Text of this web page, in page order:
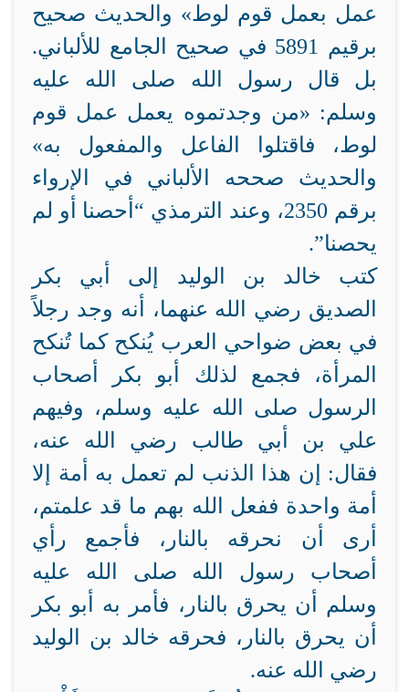
عمل بعمل قوم لوط» والحديث صحيح
برقيم 5891 في صحيح الجامع للألباني.
بل قال رسول الله صلى الله عليه
وسلم: «من وجدتموه يعمل عمل قوم
لوط، فاقتلوا الفاعل والمفعول به»
والحديث صححه الألباني في الإرواء
برقم 2350، وعند الترمذي “أحصنا أو لم
يحصنا”.
كتب خالد بن الوليد إلى أبي بكر
الصديق رضي الله عنهما، أنه وجد رجلاً
في بعض ضواحي العرب يُنكح كما تُنكح
المرأة، فجمع لذلك أبو بكر أصحاب
الرسول صلى الله عليه وسلم، وفيهم
علي بن أبي طالب رضي الله عنه،
فقال: إن هذا الذنب لم تعمل به أمة إلا
أمة واحدة ففعل الله بهم ما قد علمتم،
أرى أن نحرقه بالنار، فأجمع رأي
أصحاب رسول الله صلى الله عليه
وسلم أن يحرق بالنار، فأمر به أبو بكر
أن يحرق بالنار، فحرقه خالد بن الوليد
رضي الله عنه.